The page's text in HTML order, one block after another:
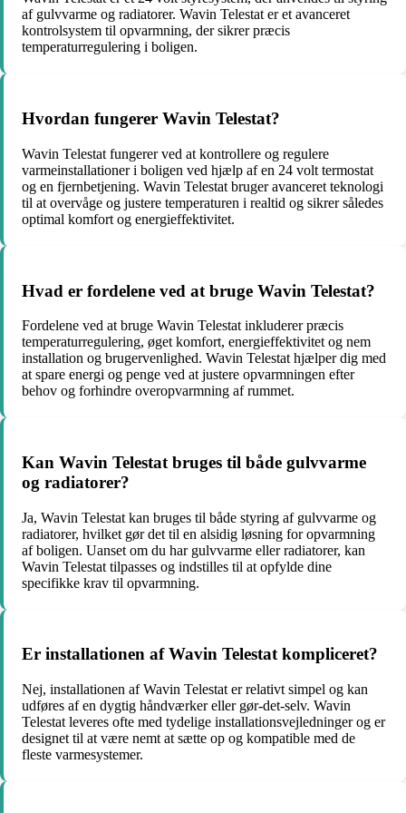
af gulvvarme og radiatorer. Wavin Telestat er et avanceret
kontrolsystem til opvarmning, der sikrer præcis
temperaturregulering i boligen.
Hvordan fungerer Wavin Telestat?
Wavin Telestat fungerer ved at kontrollere og regulere
varmeinstallationer i boligen ved hjælp af en 24 volt termostat
og en fjernbetjening. Wavin Telestat bruger avanceret teknologi
til at overvåge og justere temperaturen i realtid og sikrer således
optimal komfort og energieffektivitet.
Hvad er fordelene ved at bruge Wavin Telestat?
Fordelene ved at bruge Wavin Telestat inkluderer præcis
temperaturregulering, øget komfort, energieffektivitet og nem
installation og brugervenlighed. Wavin Telestat hjælper dig med
at spare energi og penge ved at justere opvarmningen efter
behov og forhindre overopvarmning af rummet.
Kan Wavin Telestat bruges til både gulvvarme
og radiatorer?
Ja, Wavin Telestat kan bruges til både styring af gulvvarme og
radiatorer, hvilket gør det til en alsidig løsning for opvarmning
af boligen. Uanset om du har gulvvarme eller radiatorer, kan
Wavin Telestat tilpasses og indstilles til at opfylde dine
specifikke krav til opvarmning.
Er installationen af Wavin Telestat kompliceret?
Nej, installationen af Wavin Telestat er relativt simpel og kan
udføres af en dygtig håndværker eller gør-det-selv. Wavin
Telestat leveres ofte med tydelige installationsvejledninger og er
designet til at være nemt at sætte op og kompatible med de
fleste varmesystemer.